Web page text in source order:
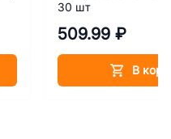
30 шт
509.99 ₽
В